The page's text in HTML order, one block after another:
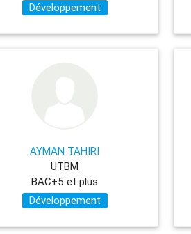
Développement
AYMAN TAHIRI
UTBM
BAC+5 et plus
Développement